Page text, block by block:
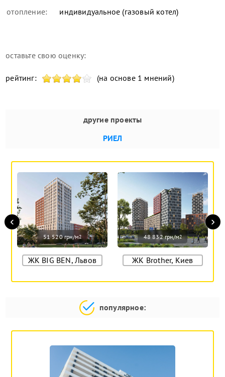
отопление: индивидуальное (газовый котел)
оставьте свою оценку:
рейтинг: (на основе 1 мнений)
другие проекты
РИЕЛ
51 520 грн/м2
ЖК BIG BEN, Львов
48 832 грн/м2
ЖК Brother, Киев
‹ ›
популярное: